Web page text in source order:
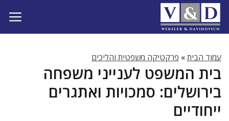
לדלג
לתוכן
עמוד הבית» פרקטיקה משפטית והליכים
בית המשפט לענייני משפחה
בירושלים: סמכויות ואתגרים
ייחודיים